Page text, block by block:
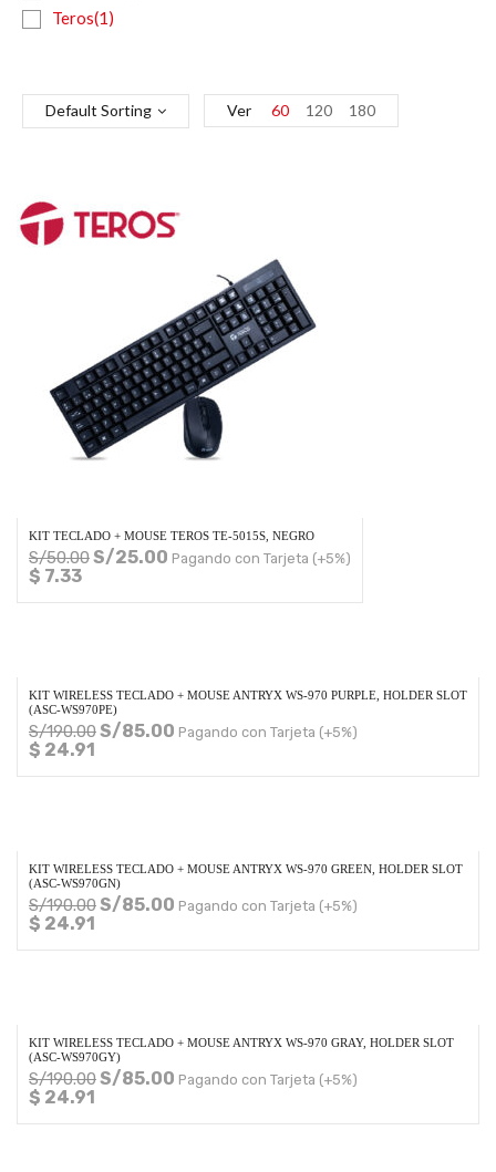
Teros(1)
Default Sorting Ver 60 120 180
KIT TECLADO + MOUSE TEROS TE-5015S, NEGRO
S/50.00S/25.00 Pagando con Tarjeta (+5%)
$ 7.33
KIT WIRELESS TECLADO + MOUSE ANTRYX WS-970 PURPLE, HOLDER SLOT
(ASC-WS970PE)
S/190.00S/85.00 Pagando con Tarjeta (+5%)
$ 24.91
KIT WIRELESS TECLADO + MOUSE ANTRYX WS-970 GREEN, HOLDER SLOT
(ASC-WS970GN)
S/190.00S/85.00 Pagando con Tarjeta (+5%)
$ 24.91
KIT WIRELESS TECLADO + MOUSE ANTRYX WS-970 GRAY, HOLDER SLOT
(ASC-WS970GY)
S/190.00S/85.00 Pagando con Tarjeta (+5%)
$ 24.91